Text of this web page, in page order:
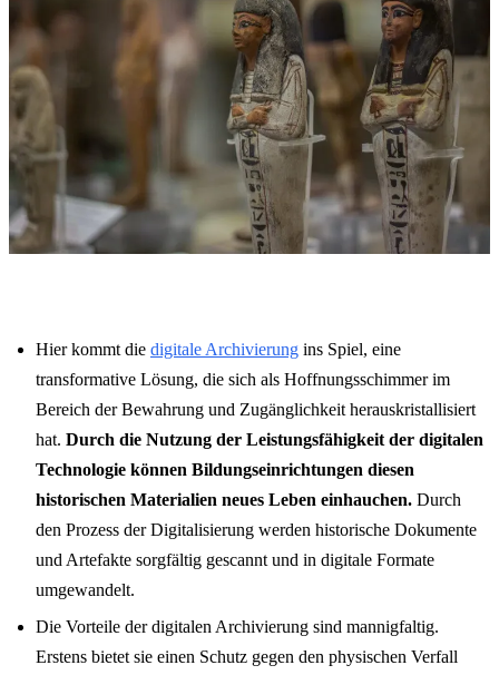
Hier kommt die digitale Archivierung ins Spiel, eine
transformative Lösung, die sich als Hoffnungsschimmer im
Bereich der Bewahrung und Zugänglichkeit herauskristallisiert
hat. Durch die Nutzung der Leistungsfähigkeit der digitalen
Technologie können Bildungseinrichtungen diesen
historischen Materialien neues Leben einhauchen. Durch
den Prozess der Digitalisierung werden historische Dokumente
und Artefakte sorgfältig gescannt und in digitale Formate
umgewandelt.
Die Vorteile der digitalen Archivierung sind mannigfaltig.
Erstens bietet sie einen Schutz gegen den physischen Verfall